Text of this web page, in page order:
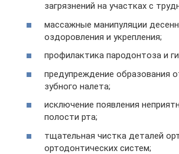
загрязнений на участках с
массажные манипуляции
оздоровления и укрепления;
профилактика пародонтоза и
предупреждение образования
зубного налета;
исключение появления
полости рта;
тщательная чистка деталей
ортодонтических систем;